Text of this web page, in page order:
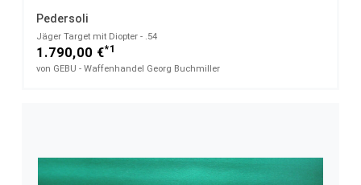
Pedersoli
Jäger Target mit Diopter - .54
1.790,00 €*1
von GEBU - Waffenhandel Georg Buchmiller